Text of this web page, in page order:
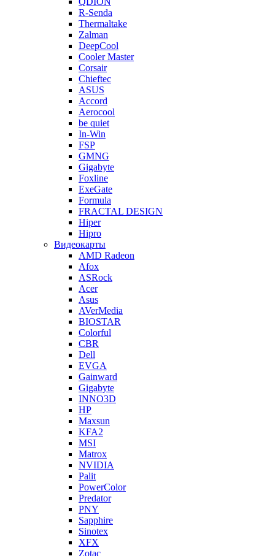
R-Senda
Thermaltake
Zalman
DeepCool
Cooler Master
Corsair
Chieftec
ASUS
Accord
Aerocool
be quiet
In-Win
FSP
GMNG
Gigabyte
Foxline
ExeGate
Formula
FRACTAL DESIGN
Hiper
Hipro
Видеокарты
AMD Radeon
Afox
ASRock
Acer
Asus
AVerMedia
BIOSTAR
Colorful
CBR
Dell
EVGA
Gainward
Gigabyte
INNO3D
HP
Maxsun
KFA2
MSI
Matrox
NVIDIA
Palit
PowerColor
Predator
PNY
Sapphire
Sinotex
XFX
Zotac